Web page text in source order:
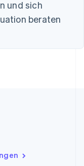
und sich
beraten